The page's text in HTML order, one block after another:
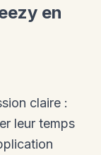
en
claire :
leur temps